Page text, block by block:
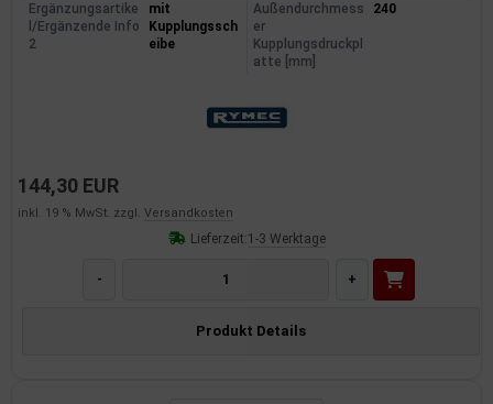
Ergänzungsartike
l/Ergänzende Info
2
mit
Kupplungssch
eibe
Außendurchmess
er
Kupplungsdruckpl
atte [mm]
240
144,30 EUR
inkl. 19 % MwSt. zzgl. Versandkosten
Lieferzeit:1-3 Werktage
- +
Produkt Details